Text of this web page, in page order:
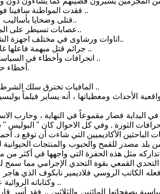
فقدت المواطنة سافينا فوجدوا جثتها في البحيرة ..
قتلى وضحايا بأساليب عديدة متجددة ومتغيرة..
عصابات تسيطر على المخدرات وعلى الاطفال..
اتاوات ورشاوى في مختلف اجهزة الشرطة والحزب والدولة..
جرائم قتل مبهمة فاعلها غائب عن أنظار الشرطة ..
انحرافات وأخطاء في السياستين الداخلية والخارجية ..
أخطاء حزبية وصناعية وزراعية.
المافيات تخترق سلك الشرطة وتسيطر على قياداته ..
الأحداث ومعطياتها ، أنه يساير فيلماً
البداية فصار مقموعاً في النهاية ، وحارب
الأكاديميين التي شاءت أن توقع د.
بلد مصدر للقمح والحبوب والمنتجات الحيوانية
القمعي بقوة التحدي الإجرامي مما سمح
الكاتب الروسي فلاديمير نابكوف الذي هاجر
وكتاباته الروائية عن مجتمع غير مجتمعه ..
بصفحاتها المائتين والثلاثين .. فقد أسر